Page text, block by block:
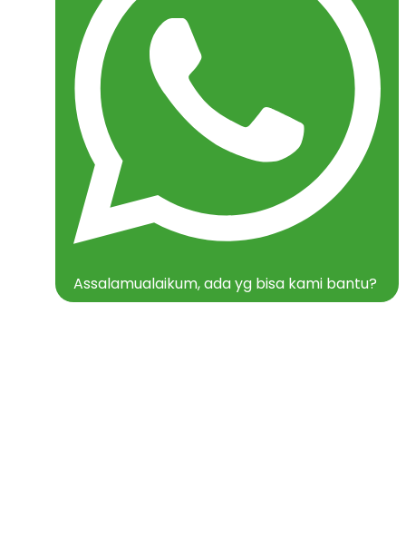
Assalamualaikum, ada yg bisa kami bantu?